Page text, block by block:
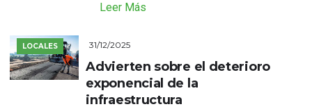
Leer Más
LOCALES 31/12/2025
Advierten sobre el deterioro
exponencial de la
infraestructura